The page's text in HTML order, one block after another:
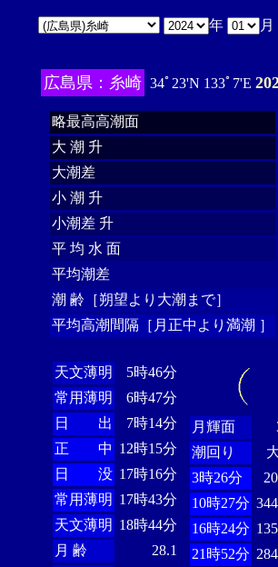
年 月
広島県：糸崎 34ﾟ23'N 133ﾟ7'E
略最高高潮面
大 潮 升
大潮差
小 潮 升
小潮差 升
平 均 水 面
平均潮差
潮 齢［朔望より大潮まで］
平均高潮間隔［月正中より満潮 ］
天文薄明
5時46分
常用薄明
6時47分
日 出
7時14分
正 中 12時15分
日 没 17時16分
常用薄明 17時43分
天文薄明 18時44分
月 齢
28.1
月輝面
潮回り
3時26分
10時27分
16時24分
21時52分